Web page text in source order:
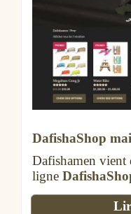
DafishaShop
Dafishamen vient
ligne